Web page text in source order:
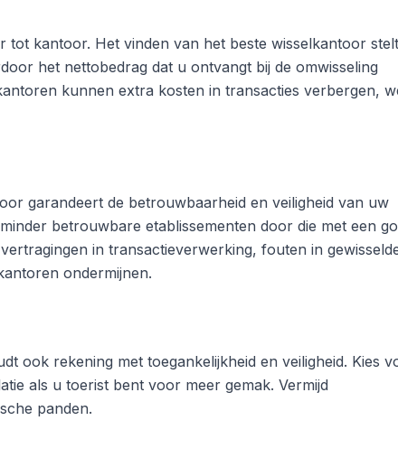
kantoor. Het vinden van het beste wisselkantoor
het nettobedrag dat u ontvangt bij de omwisseling
kunnen extra kosten in transacties verbergen,
garandeert de betrouwbaarheid en veiligheid van uw
betrouwbare etablissementen door die met een
in transactieverwerking, fouten in
ondermijnen.
ook rekening met toegankelijkheid en veiligheid. Kies
als u toerist bent voor meer gemak. Vermijd
panden.